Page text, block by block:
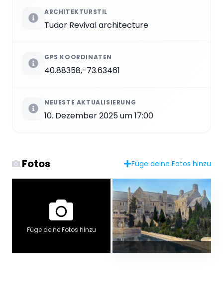
ARCHITEKTURSTIL
Tudor Revival architecture
GPS KOORDINATEN
40.88358,-73.63461
NEUESTE AKTUALISIERUNG
10. Dezember 2025 um 17:00
Fotos Füge deine Fotos hinzu
Füge deine Fotos hinzu